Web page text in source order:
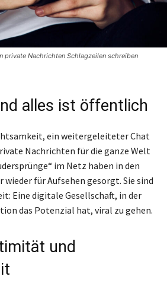
private Nachrichten Schlagzeilen schreiben
alles ist öffentlich
ein weitergeleiteter Chat
Nachrichten für die ganze Welt
im Netz haben in den
für Aufsehen gesorgt. Sie sind
Eine digitale Gesellschaft, in der
das Potenzial hat, viral zu gehen.
und